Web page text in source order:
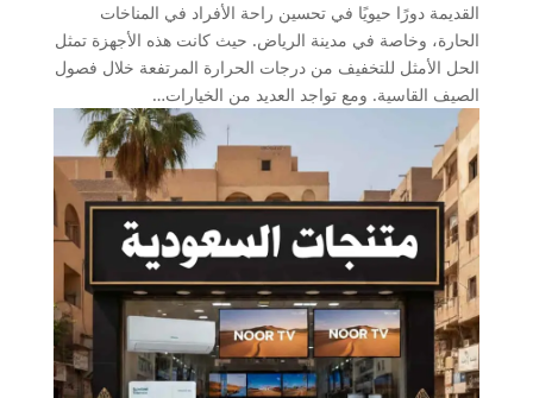
القديمة دورًا حيويًا في تحسين راحة الأفراد في المناخات
الحارة، وخاصة في مدينة الرياض. حيث كانت هذه الأجهزة تمثل
الحل الأمثل للتخفيف من درجات الحرارة المرتفعة خلال فصول
الصيف القاسية. ومع تواجد العديد من الخيارات…